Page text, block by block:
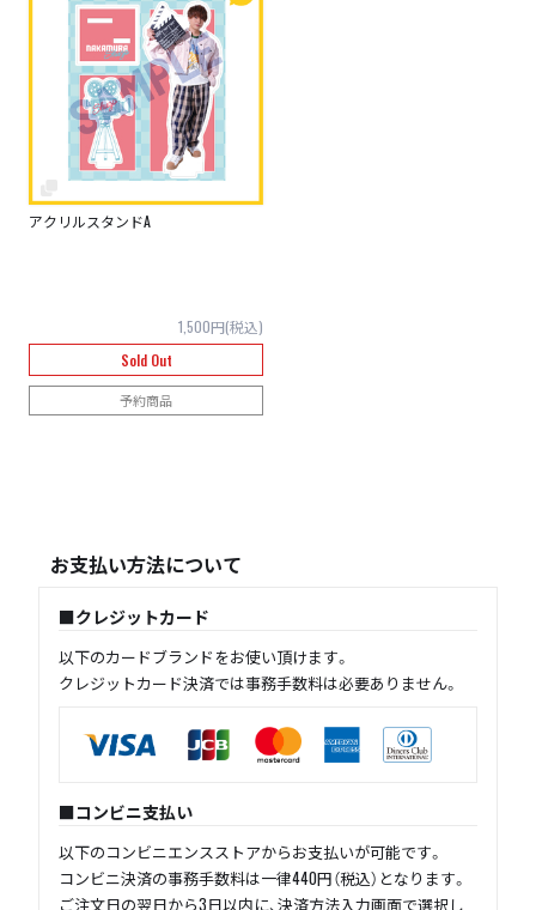
アクリルスタンドA
1,500円(税込)
Sold Out
予約商品
お支払い方法について
クレジットカード
以下のカードブランドをお使い頂けます。
クレジットカード決済では事務手数料は必要ありません。
コンビニ支払い
以下のコンビニエンスストアからお支払いが可能です。
コンビニ決済の事務手数料は一律440円（税込）となります。
ご注文日の翌日から3日以内に、決済方法入力画面で選択し